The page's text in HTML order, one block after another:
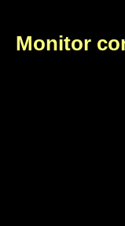
Monitor